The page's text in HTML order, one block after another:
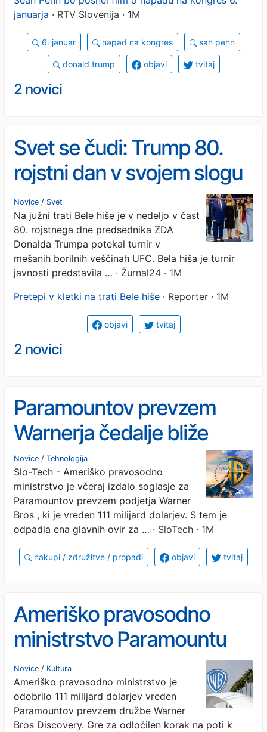
januarja · RTV Slovenija · 1M
6. januar napad na kongres san penn
donald trump objavi tvitaj
2 novici
Svet se čudi: Trump 80.
rojstni dan v svojem slogu
praznoval pred Belo hišo
Novice / Svet
Na južni trati Bele hiše je v nedeljo v čast
80. rojstnega dne predsednika ZDA
Donalda Trumpa potekal turnir v
mešanih borilnih veščinah UFC. Bela hiša je turnir
javnosti predstavila … · Žurnal24 · 1M
Pretepi v kletki na trati Bele hiše · Reporter · 1M
objavi tvitaj
2 novici
Paramountov prevzem
Warnerja čedalje bliže
Novice / Tehnologija
Slo-Tech - Ameriško pravosodno
ministrstvo je včeraj izdalo soglasje za
Paramountov prevzem podjetja Warner
Bros , ki je vreden 111 milijard dolarjev. S tem je
odpadla ena glavnih ovir za … · SloTech · 1M
nakupi / združitve / propadi objavi tvitaj
Ameriško pravosodno
ministrstvo Paramountu
odobrilo prevzem studia
Warner Bros
Novice / Kultura
Ameriško pravosodno ministrstvo je
odobrilo 111 milijard dolarjev vreden
Paramountov prevzem družbe Warner
Bros Discovery. Gre za odločilen korak na poti k